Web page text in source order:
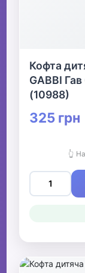
Кофта
GABBI
(10988)
325 грн
👆